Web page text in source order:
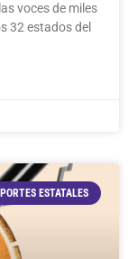
voces de miles
32 estados del
ESTATALES